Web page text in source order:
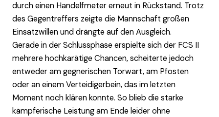
durch einen Handelfmeter erneut in Rückstand. Trotz
des Gegentreffers zeigte die Mannschaft großen
Einsatzwillen und drängte auf den Ausgleich.
Gerade in der Schlussphase erspielte sich der FCS II
mehrere hochkarätige Chancen, scheiterte jedoch
entweder am gegnerischen Torwart, am Pfosten
oder an einem Verteidigerbein, das im letzten
Moment noch klären konnte. So blieb die starke
kämpferische Leistung am Ende leider ohne